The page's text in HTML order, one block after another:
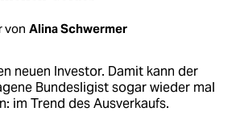
von Alina Schwermer
neuen Investor. Damit kann der
Bundesligist sogar wieder mal
im Trend des Ausverkaufs.